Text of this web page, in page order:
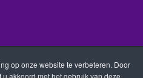
op onze website te verbeteren. Door
akkoord met het gebruik van deze